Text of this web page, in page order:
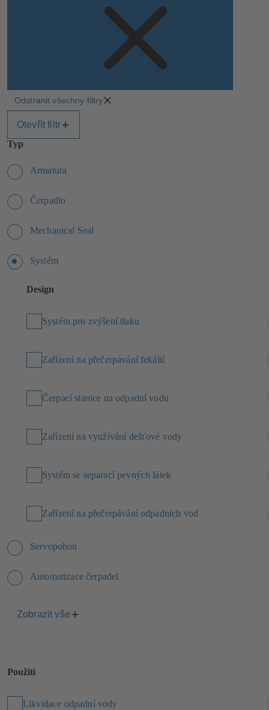
Odstranit všechny filtry
Otevřít filtr
Typ
Armatura
Čerpadlo
Mechanical Seal
Systém
Design
Systém pro zvýšení tlaku
Zařízení na přečerpávání fekálií
Čerpací stanice na odpadní vodu
Zařízení na využívání dešťové vody
Systém se separací pevných látek
Zařízení na přečerpávání odpadních vod
Servopohon
Automatizace čerpadel
Zobrazit vše
Použití
Likvidace odpadní vody